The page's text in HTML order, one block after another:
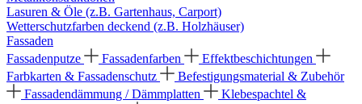
Lasuren & Öle (z.B. Gartenhaus, Carport)
Wetterschutzfarben deckend (z.B. Holzhäuser)
Fassaden
Fassadenputze
Fassadenfarben
Effektbeschichtungen
Farbkarten & Fassadenschutz
Befestigungsmaterial & Zubehör
Fassadendämmung / Dämmplatten
Klebespachtel &